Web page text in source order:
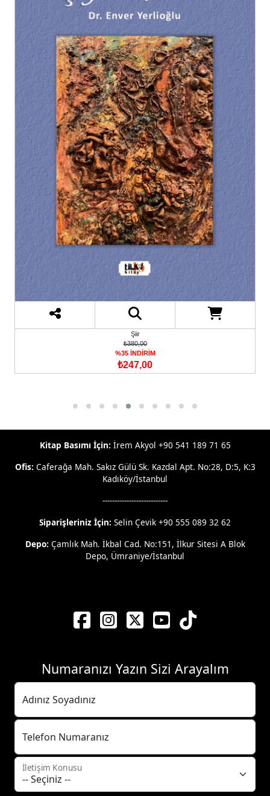
Şiir
₺295,00
%35 İNDİRİM
₺191,75
Kitap Basımı İçin: İrem Akyol +90 541 189 71 65
Ofis: Caferağa Mah. Sakız Gülü Sk. Kazdal Apt. No:28, D:5, K:3
Kadıköy/İstanbul
---------------------------
Siparişleriniz İçin: Selin Çevik +90 555 089 32 62
Depo: Çamlık Mah. İkbal Cad. No:151, İlkur Sitesi A Blok
Depo, Ümraniye/İstanbul
Numaranızı Yazın Sizi Arayalım
Adınız Soyadınız
Telefon Numaranız
İletişim Konusu